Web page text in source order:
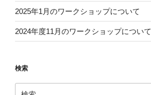
2025年1月のワークショップについて
2024年度11月のワークショップについて
検索